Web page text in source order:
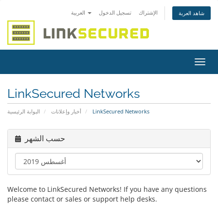
تسجيل الدخول الإشتراك شاهد العربة
تبديل
التنقل
LinkSecured Networks
البوابة الرئيسية أخبار وإعلانات LinkSecured Networks
حسب الشهر
Welcome to LinkSecured Networks! If you have any questions
please contact or sales or support help desks.